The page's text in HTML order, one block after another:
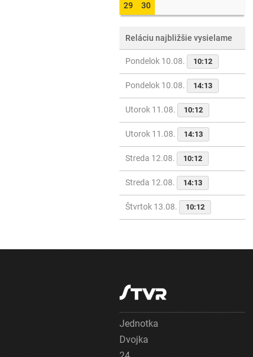
29
30
Reláciu najbližšie vysielame
Pondelok 10.08. 10:12
Pondelok 10.08. 14:13
Utorok 11.08. 10:12
Utorok 11.08. 14:13
Streda 12.08. 10:12
Streda 12.08. 14:13
Štvrtok 13.08. 10:12
Jednotka
Dvojka